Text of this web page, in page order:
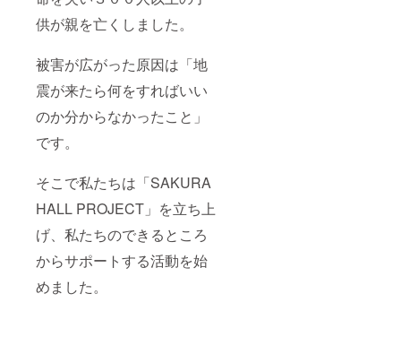
供が親を亡くしました。
被害が広がった原因は「地
震が来たら何をすればいい
のか分からなかったこと」
です。
そこで私たちは「SAKURA
HALL PROJECT」を立ち上
げ、私たちのできるところ
からサポートする活動を始
めました。